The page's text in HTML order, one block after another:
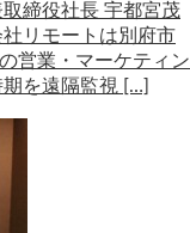
締役社長 宇都宮茂
リモートは別府市
営業・マーケティン
を遠隔監視 […]